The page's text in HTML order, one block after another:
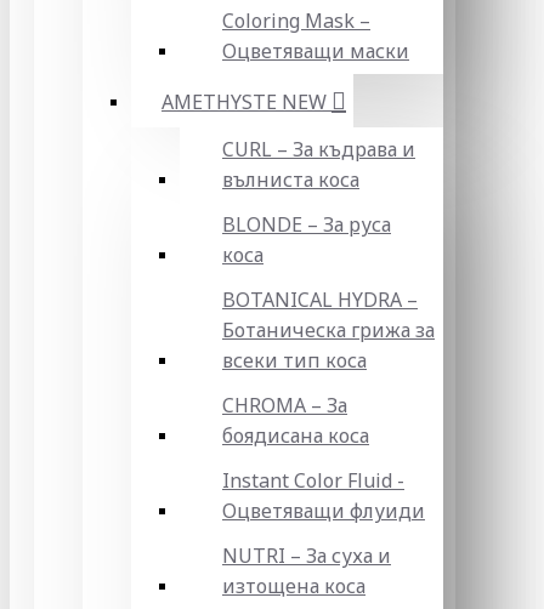
Coloring Mask –
Оцветяващи маски
AMETHYSTE NEW
CURL – За къдрава и
вълниста коса
BLONDE – За руса
коса
BOTANICAL HYDRA –
Ботаническа грижа за
всеки тип коса
CHROMA – За
боядисана коса
Instant Color Fluid -
Оцветяващи флуиди
NUTRI – За суха и
изтощена коса